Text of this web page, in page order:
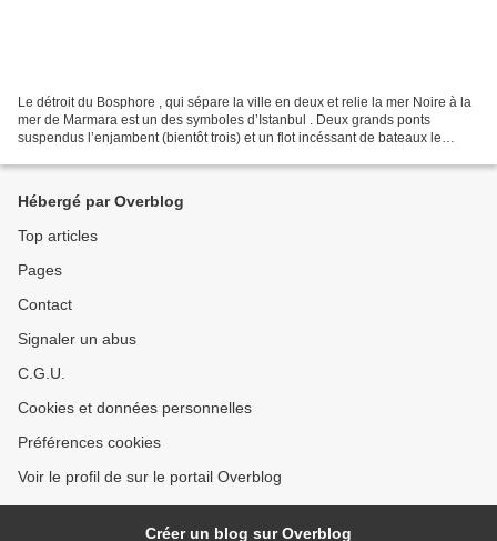
Le détroit du Bosphore , qui sépare la ville en deux et relie la mer Noire à la
mer de Marmara est un des symboles d’Istanbul . Deux grands ponts
suspendus l’enjambent (bientôt trois) et un flot incéssant de bateaux le
Hébergé par Overblog
Top articles
Pages
Contact
Signaler un abus
C.G.U.
Cookies et données personnelles
Préférences cookies
Voir le profil de sur le portail Overblog
Créer un blog sur Overblog